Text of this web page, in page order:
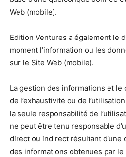
Web (mobile).
Edition Ventures a également le
moment l’information ou les
sur le Site Web (mobile).
La gestion des informations et le
de l’exhaustivité ou de
la seule responsabilité de
ne peut être tenu responsable
direct ou indirect résultant d’une
des informations obtenues par le